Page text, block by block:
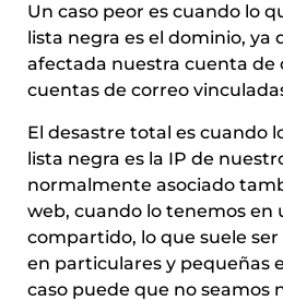
Un caso peor es cuando lo
lista negra es el dominio, ya
afectada nuestra cuenta de
cuentas de correo
El desastre total es cuando
lista negra es la IP de
normalmente asociado
web, cuando lo tenemos en
compartido, lo que suele
en particulares y pequeñas
caso puede que no seamos